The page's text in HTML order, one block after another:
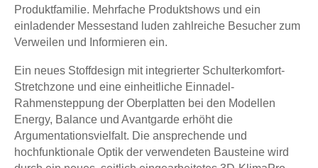
Produktfamilie. Mehrfache Produktshows und ein
einladender Messestand luden zahlreiche Besucher zum
Verweilen und Informieren ein.
Ein neues Stoffdesign mit integrierter Schulterkomfort-
Stretchzone und eine einheitliche Einnadel-
Rahmensteppung der Oberplatten bei den Modellen
Energy, Balance und Avantgarde erhöht die
Argumentationsvielfalt. Die ansprechende und
hochfunktionale Optik der verwendeten Bausteine wird